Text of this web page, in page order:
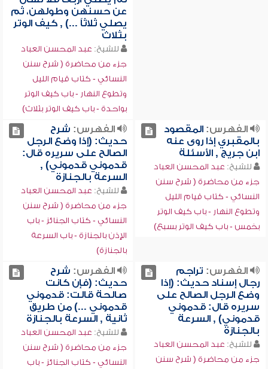
عن حسنهن وطولهن، ثم
يصلي ثلاثاً ...) , كيف الوتر
بثلاث
للشيخ: عبد المحسن العباد
جزء من محاضرة ( شرح سنن
النسائي - كتاب قيام الليل
وتطوع النهار - باب كيف الوتر
بواحدة - باب كيف الوتر بثلاث)
الفهرس:المقصود
بالمقبري إذا روى عنه
ابن جريج , الأسئلة
للشيخ: عبد المحسن العباد
جزء من محاضرة ( شرح سنن
النسائي - كتاب قيام الليل
وتطوع النهار - باب كيف الوتر
بخمس - باب كيف الوتر بسبع)
الفهرس: شرح
حديث: (إذا وضع الرجل
الصالح على سريره قال:
قدموني قدموني) ,
السرعة بالجنازة
للشيخ: عبد المحسن العباد
جزء من محاضرة ( شرح سنن
النسائي - كتاب الجنائز - باب
الإذن بالجنازة - باب السرعة
بالجنازة)
الفهرس: تراجم
رجال إسناد حديث: (إذا
وضع الرجل الصالح على
سريره قال: قدموني
قدموني) , السرعة
بالجنازة
للشيخ: عبد المحسن العباد
جزء من محاضرة ( شرح سنن
الفهرس: شرح
حديث: (فإن كانت
صالحة قالت: قدموني
قدموني ...) من طريق
ثانية , السرعة بالجنازة
للشيخ: عبد المحسن العباد
جزء من محاضرة ( شرح سنن
النسائي - كتاب الجنائز - باب